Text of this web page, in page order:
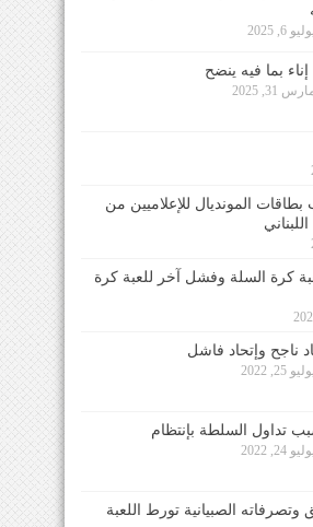
6, 2025
بما فيه ينضح
31, 2025
المونديال للإعلاميين من
كرة السلة وفشل آخر للعبة كرة
ناجح وإتحاد فاشل
25, 2022
تداول السلطة بإنتظام
24, 2022
وتصرفاته الصبيانية تورط اللعبة